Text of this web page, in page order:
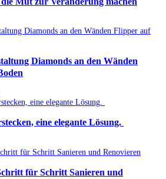
Diamonds an den Wänden
eine elegante Lösung.
für Schritt Sanieren und